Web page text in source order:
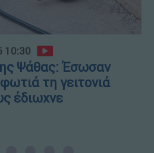
10:30
Ψάθας: Έσωσαν
τη γειτονιά
έδιωχνε